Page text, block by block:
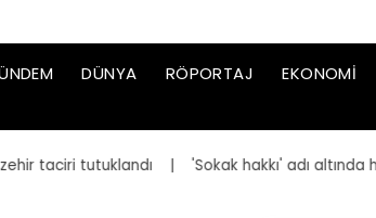
DÜNYA RÖPORTAJ EKONOMI
tutuklandı | 'Sokak hakkı' adı altında